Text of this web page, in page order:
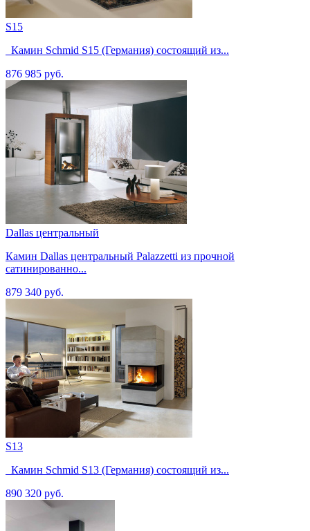
S15
Камин Schmid S15 (Германия) состоящий из...
876 985 руб.
Dallas центральный
Камин Dallas центральный Palazzetti из прочной
сатинированно...
879 340 руб.
S13
Камин Schmid S13 (Германия) состоящий из...
890 320 руб.